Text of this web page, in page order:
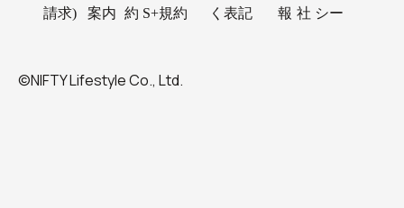
請求)
案内 約 S+規約
く表記
報 社 シー
©NIFTY Lifestyle Co., Ltd.